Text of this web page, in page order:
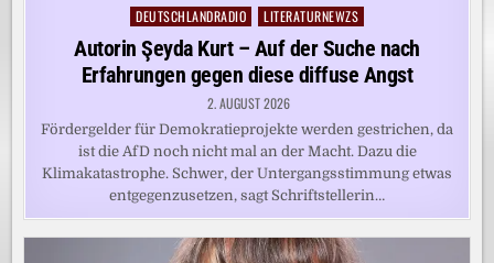
Posted
in
DEUTSCHLANDRADIO LITERATURNEWZS
Autorin Şeyda Kurt – Auf der Suche nach
Erfahrungen gegen diese diffuse Angst
2. AUGUST 2026
Fördergelder für Demokratieprojekte werden gestrichen, da
ist die AfD noch nicht mal an der Macht. Dazu die
Klimakatastrophe. Schwer, der Untergangsstimmung etwas
entgegenzusetzen, sagt Schriftstellerin…